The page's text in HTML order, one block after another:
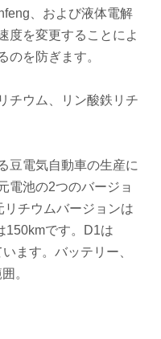
、および液体電解
度を変更することによ
のを防ぎます。
チウム、リン酸鉄リチ
豆電気自動車の生産に
電池の2つのバージョ
チウムバージョンは
150kmです。D1は
ます。バッテリー、
。